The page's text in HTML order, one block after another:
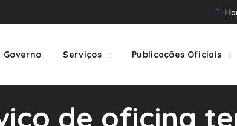
Governo Serviços Publicações Oficiais
de oficina